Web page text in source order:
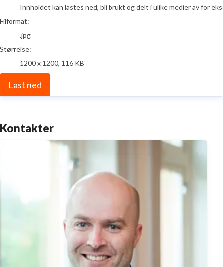
Innholdet kan lastes ned, bli brukt og delt i ulike medier av for
Filformat:
.jpg
Størrelse:
1200 x 1200, 116 KB
Last ned
Kontakter